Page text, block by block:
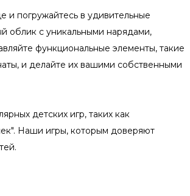
и погружайтесь в удивительные
облик с уникальными нарядами,
функциональные элементы, такие
и делайте их вашими собственными
детских игр, таких как
Наши игры, которым доверяют